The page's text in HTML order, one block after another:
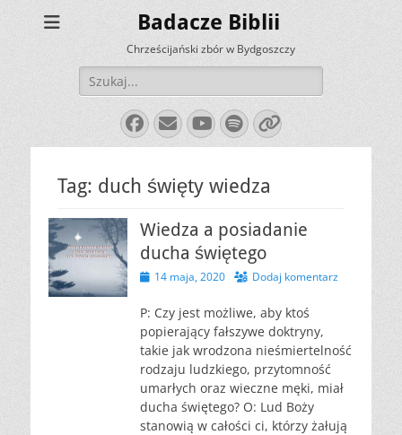
Badacze Biblii
Chrześcijański zbór w Bydgoszczy
Szukaj:
Facebook
E-
mail
YouTube
Spotify
Link
Tag: duch święty wiedza
Wiedza a posiadanie
ducha świętego
Opublikowano
14 maja, 2020 Dodaj komentarz
P: Czy jest możliwe, aby ktoś
popierający fałszywe doktryny,
takie jak wrodzona nieśmiertelność
rodzaju ludzkiego, przytomność
umarłych oraz wieczne męki, miał
ducha świętego? O: Lud Boży
stanowią w całości ci, którzy żałują